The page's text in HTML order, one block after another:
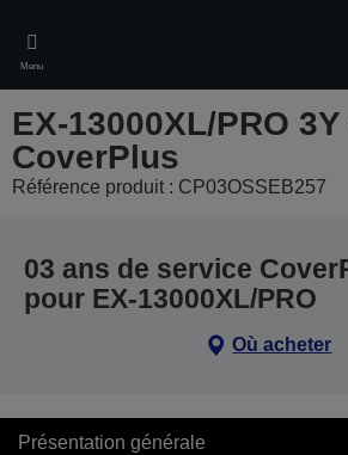
main
content
Menu
EX-13000XL/PRO
CoverPlus
Référence produit : CP03OSSEB257
03 ans de service
pour EX-13000XL/PRO
Où acheter
Présentation générale